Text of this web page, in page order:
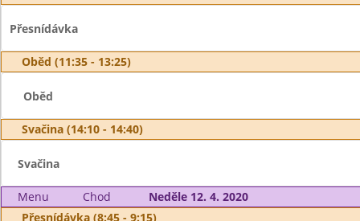
Přesnídávka
Oběd (11:35 - 13:25)
Oběd
Svačina (14:10 - 14:40)
Svačina
Menu Chod
Neděle 12. 4. 2020
Přesnídávka (8:45 - 9:15)